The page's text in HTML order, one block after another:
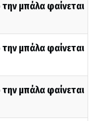
μπάλα φαίνεται
μπάλα φαίνεται
μπάλα φαίνεται